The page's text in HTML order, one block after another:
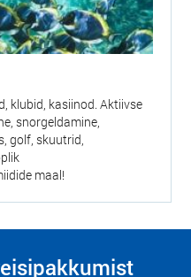
klubid, kasiinod. Aktiivse
snorgeldamine,
golf, skuutrid,
maal!